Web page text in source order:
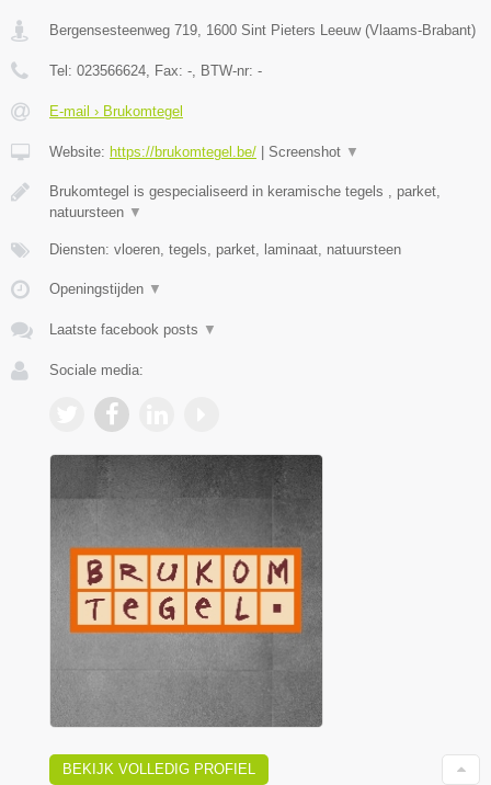
Bergensesteenweg 719 1600 Sint Pieters Leeuw(Vlaams-Brabant)
Tel: 023566624 , Fax: - , BTW-nr: -
E-mail › Brukomtegel
Website: https://brukomtegel.be/ | Screenshot ▼
Brukomtegel is gespecialiseerd in keramische tegels , parket,
natuursteen ▼
Diensten: vloeren, tegels, parket, laminaat, natuursteen
Openingstijden ▼
Laatste facebook posts ▼
Sociale media:
BEKIJK VOLLEDIG PROFIEL